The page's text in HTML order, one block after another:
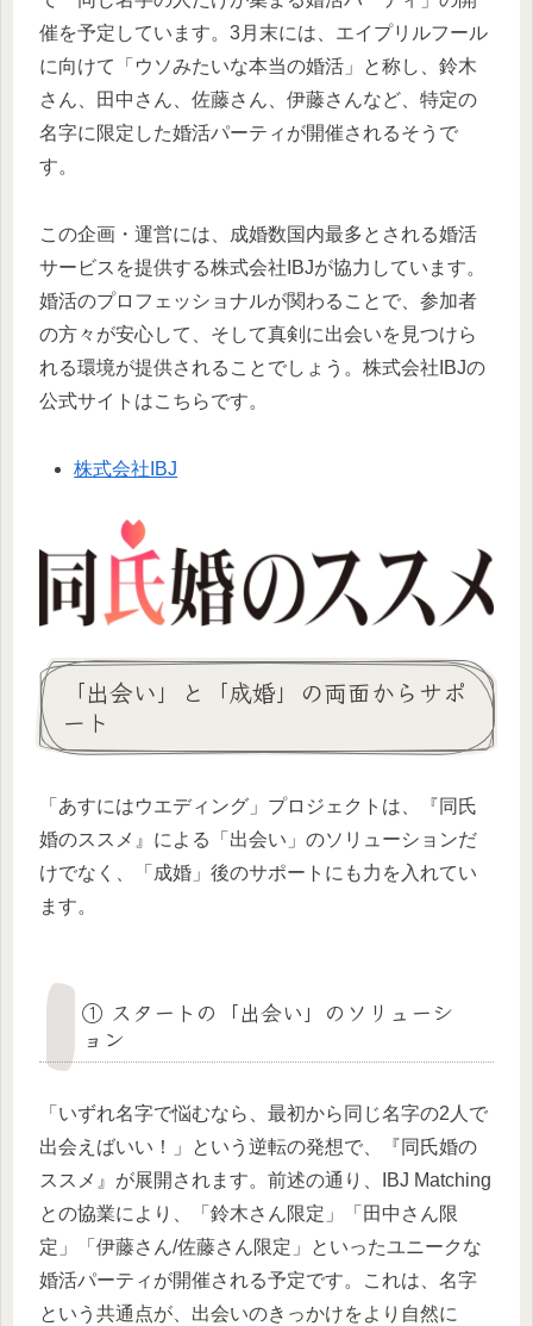
催を予定しています。3月末には、エイプリルフール
に向けて「ウソみたいな本当の婚活」と称し、鈴木
さん、田中さん、佐藤さん、伊藤さんなど、特定の
名字に限定した婚活パーティが開催されるそうで
す。
この企画・運営には、成婚数国内最多とされる婚活
サービスを提供する株式会社IBJが協力しています。
婚活のプロフェッショナルが関わることで、参加者
の方々が安心して、そして真剣に出会いを見つけら
れる環境が提供されることでしょう。株式会社IBJの
公式サイトはこちらです。
株式会社IBJ
「出会い」と「成婚」の両面からサポ
ート
「あすにはウエディング」プロジェクトは、『同氏
婚のススメ』による「出会い」のソリューションだ
けでなく、「成婚」後のサポートにも力を入れてい
ます。
① スタートの「出会い」のソリューシ
ョン
「いずれ名字で悩むなら、最初から同じ名字の2人で
出会えばいい！」という逆転の発想で、『同氏婚の
ススメ』が展開されます。前述の通り、IBJ Matching
との協業により、「鈴木さん限定」「田中さん限
定」「伊藤さん/佐藤さん限定」といったユニークな
婚活パーティが開催される予定です。これは、名字
という共通点が、出会いのきっかけをより自然に